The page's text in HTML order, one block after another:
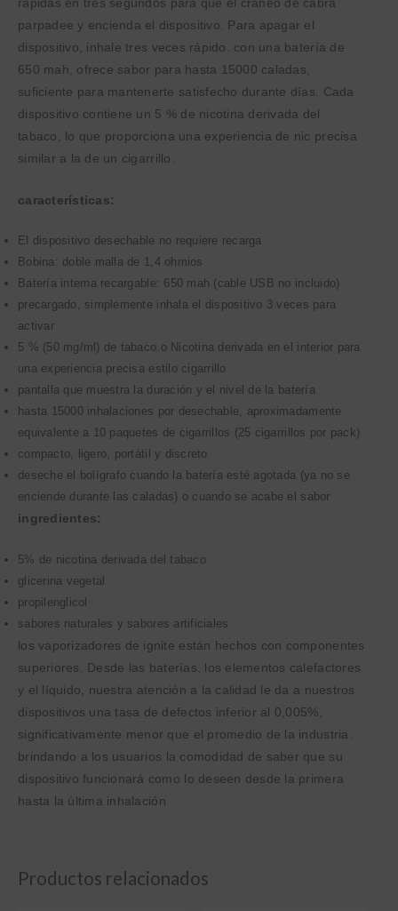
rápidas en tres segundos para que el cráneo de cabra
parpadee y encienda el dispositivo. Para apagar el
dispositivo, inhale tres veces rápido. con una batería de
650 mah, ofrece sabor para hasta 15000 caladas,
suficiente para mantenerte satisfecho durante días. Cada
dispositivo contiene un 5 % de nicotina derivada del
tabaco, lo que proporciona una experiencia de nic precisa
similar a la de un cigarrillo.
características:
El dispositivo desechable no requiere recarga
Bobina: doble malla de 1,4 ohmios
Batería interna recargable: 650 mah (cable USB no incluido)
precargado, simplemente inhala el dispositivo 3 veces para
activar
5 % (50 mg/ml) de tabaco.o Nicotina derivada en el interior para
una experiencia precisa estilo cigarrillo
pantalla que muestra la duración y el nivel de la batería
hasta 15000 inhalaciones por desechable, aproximadamente
equivalente a 10 paquetes de cigarrillos (25 cigarrillos por pack)
compacto, ligero, portátil y discreto
deseche el bolígrafo cuando la batería esté agotada (ya no se
enciende durante las caladas) o cuando se acabe el sabor
ingredientes:
5% de nicotina derivada del tabaco
glicerina vegetal
propilenglicol
sabores naturales y sabores artificiales
los vaporizadores de ignite están hechos con componentes
superiores. Desde las baterías, los elementos calefactores
y el líquido, nuestra atención a la calidad le da a nuestros
dispositivos una tasa de defectos inferior al 0,005%,
significativamente menor que el promedio de la industria.
brindando a los usuarios la comodidad de saber que su
dispositivo funcionará como lo deseen desde la primera
hasta la última inhalación
Productos relacionados